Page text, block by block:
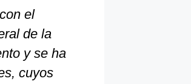
el
de la
y se ha
cuyos